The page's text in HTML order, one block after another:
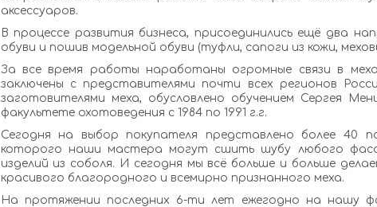
аксессуаров.
В процессе развития бизнеса, присоединились ещё два
обуви и пошив модельной обуви (туфли, сапоги из кожи,
За все время работы наработаны огромные связи в
заключены с представителями почти всех регионов
заготовителями меха, обусловлено обучением Сергея
факультете охотоведения с 1984 по 1991 г.г.
Сегодня на выбор покупателя представлено более 40
которого наши мастера могут сшить шубу любого
изделий из соболя. И сегодня мы всё больше и больше
красивого благородного и всемирно признанного меха.
На протяжении последних 6-ти лет ежегодно на нашу